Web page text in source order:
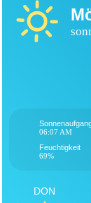
06:07 AM
Feuchtigkeit
69%
DON